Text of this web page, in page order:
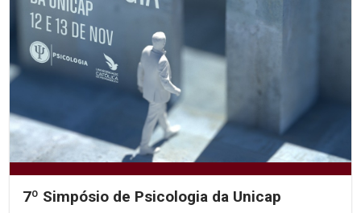
7º Simpósio de Psicologia da Unicap